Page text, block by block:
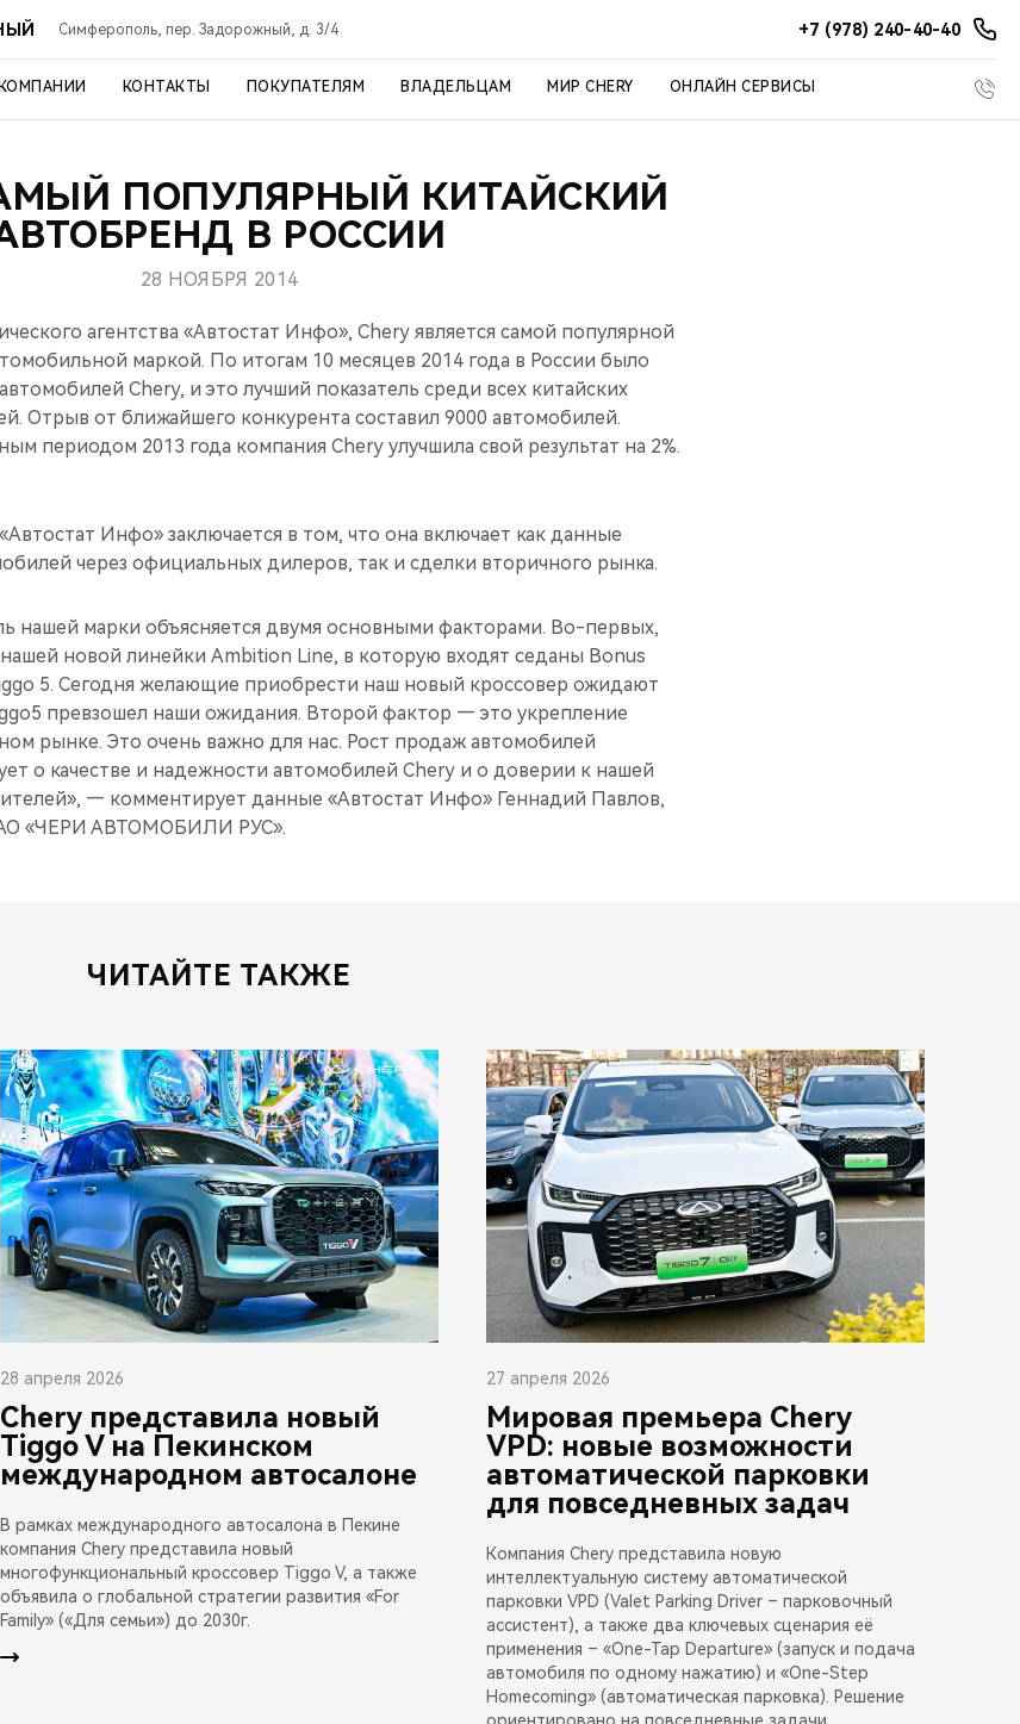
Симферополь, пер. Задорожный, д. 3/4 +7 (978) 240-40-40
КОНТАКТЫ ПОКУПАТЕЛЯМ ВЛАДЕЛЬЦАМ МИР CHERY ОНЛАЙН СЕРВИСЫ
ПОПУЛЯРНЫЙ КИТАЙСКИЙ
В РОССИИ
28 НОЯБРЯ 2014
агентства «Автостат Инфо», Chery является самой популярной
маркой. По итогам 10 месяцев 2014 года в России было
Chery, и это лучший показатель среди всех китайских
Отрыв от ближайшего конкурента составил 9000 автомобилей.
периодом 2013 года компания Chery улучшила свой результат на 2%.
Инфо» заключается в том, что она включает как данные
через официальных дилеров, так и сделки вторичного рынка.
нашей марки объясняется двумя основными факторами. Во-первых,
новой линейки Ambition Line, в которую входят седаны Bonus
5. Сегодня желающие приобрести наш новый кроссовер ожидают
превзошел наши ожидания. Второй фактор — это укрепление
рынке. Это очень важно для нас. Рост продаж автомобилей
о качестве и надежности автомобилей Chery и о доверии к нашей
— комментирует данные «Автостат Инфо» Геннадий Павлов,
«ЧЕРИ АВТОМОБИЛИ РУС».
ЧИТАЙТЕ ТАКЖЕ
28 апреля 2026
Chery представила новый
Tiggo V на Пекинском
международном автосалоне
В рамках международного автосалона в Пекине
компания Chery представила новый
многофункциональный кроссовер Tiggo V, а также
объявила о глобальной стратегии развития «For
Family» («Для семьи») до 2030г.
27 апреля 2026
Мировая премьера Chery
VPD: новые возможности
автоматической парковки
для повседневных задач
Компания Chery представила новую
интеллектуальную систему автоматической
парковки VPD (Valet Parking Driver – парковочный
ассистент), а также два ключевых сценария её
применения – «One-Tap Departure» (запуск и подача
автомобиля по одному нажатию) и «One-Step
Homecoming» (автоматическая парковка). Решение
ориентировано на повседневные задачи